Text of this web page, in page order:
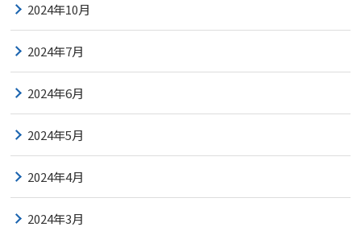
2024年10月
2024年7月
2024年6月
2024年5月
2024年4月
2024年3月